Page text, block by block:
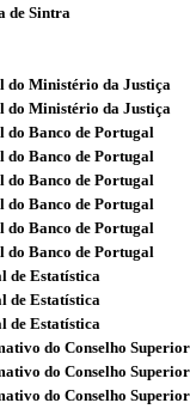
de Sintra
do Ministério da Justiça
do Ministério da Justiça
Banco de Portugal
Banco de Portugal
Banco de Portugal
Banco de Portugal
Banco de Portugal
Banco de Portugal
de Estatística
de Estatística
de Estatística
do Conselho
do Conselho
do Conselho